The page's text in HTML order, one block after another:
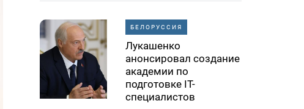
БЕЛОРУССИЯ
Лукашенко
анонсировал создание
академии по
подготовке IT-
специалистов